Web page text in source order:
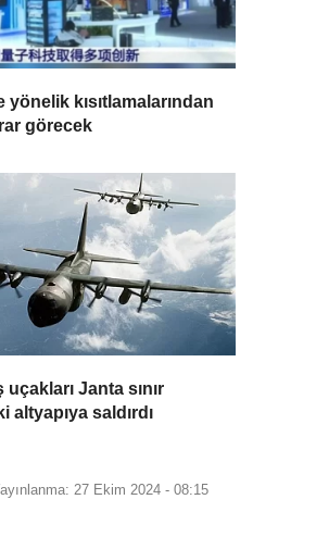
yönelik kısıtlamalarından
görecek
uçakları Janta sınır
altyapıya saldırdı
27 Ekim 2024 - 08:15